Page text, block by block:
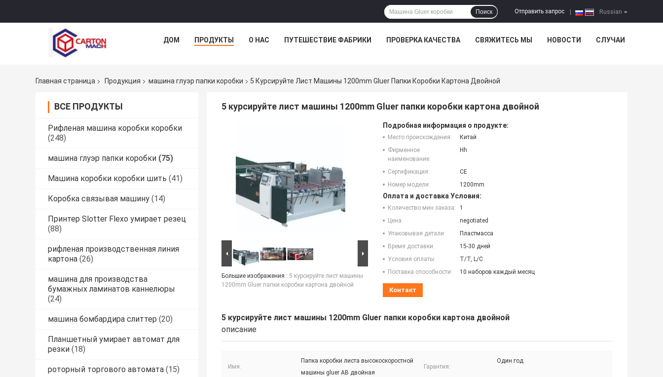
Russian
Отправить запрос
Поиск
ДОМ ПРОДУКТЫ О НАС ПУТЕШЕСТВИЕ ФАБРИКИ ПРОВЕРКА КАЧЕСТВА СВЯЖИТЕСЬ МЫ НОВОСТИ СЛУЧАИ
Главная страница Продукция машина глуэр папки коробки 5 Курсируйте Лист Машины 1200mm Gluer Папки Коробки Картона Двойной
ВСЕ ПРОДУКТЫ
Рифленая машина коробки коробки
(248)
машина глуэр папки коробки (75)
Машина коробки коробки шить (41)
Коробка связывая машину (14)
Принтер Slotter Flexo умирает резец
(88)
рифленая производственная линия
картона (26)
машина для производства
бумажных ламинатов каннелюры
(24)
машина бомбардира слиттер (20)
Планшетный умирает автомат для
резки (18)
роторный торгового автомата (15)
5 курсируйте лист машины 1200mm Gluer папки коробки картона двойной
Большие изображения : 5 курсируйте лист машины
1200mm Gluer папки коробки картона двойной
Подробная информация о продукте:
Место происхождения:
Китай
Фирменное
наименование:
Hh
Сертификация:
CE
Номер модели:
1200mm
Оплата и доставка Условия:
Количество мин заказа:
1
Цена:
negotiated
Упаковывая детали:
Пластмасса
Время доставки:
15-30 дней
Условия оплаты:
T/T, L/C
Поставка способности:
10 наборов каждый месяц
Контакт
5 курсируйте лист машины 1200mm Gluer папки коробки картона двойной
описание
Имя:
Папка коробки листа высокоскоростной
машины gluer AB двойная
Гарантия:
Один год